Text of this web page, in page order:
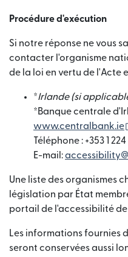
Procédure d'exécution
Si notre réponse ne vous
contacter l'organisme
de la loi en vertu de l'Acte
*Irlande (si
*Banque centrale
www.centralbank.ie
Téléphone : +353 1
E-mail:
Une liste des organismes
législation par État
portail de l'accessibilité
Les informations fournies
seront conservées aussi